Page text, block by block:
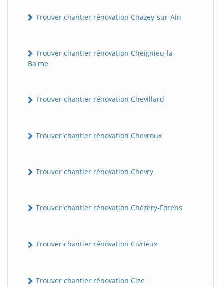
Trouver chantier rénovation Chazey-sur-Ain
Trouver chantier rénovation Cheignieu-la-
Balme
Trouver chantier rénovation Chevillard
Trouver chantier rénovation Chevroux
Trouver chantier rénovation Chevry
Trouver chantier rénovation Chézery-Forens
Trouver chantier rénovation Civrieux
Trouver chantier rénovation Cize